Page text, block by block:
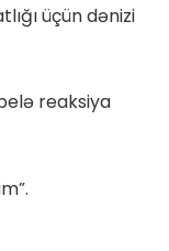
üçün dənizi
reaksiya